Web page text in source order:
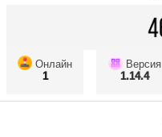
Онлайн
1
Версия
1.14.4